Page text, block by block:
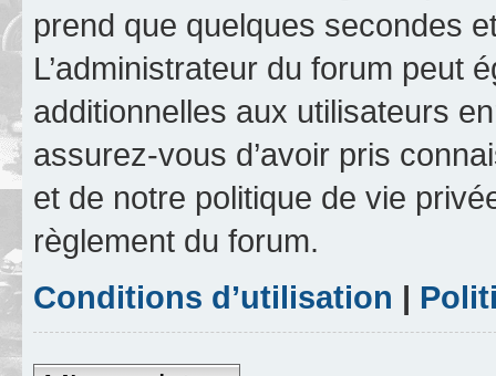
prend que quelques secondes
L’administrateur du forum peut
additionnelles aux utilisateurs
assurez-vous d’avoir pris
et de notre politique de vie
règlement du forum.
Conditions d’utilisation |